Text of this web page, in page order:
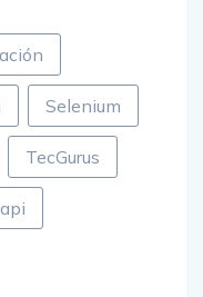
Selenium
TecGurus